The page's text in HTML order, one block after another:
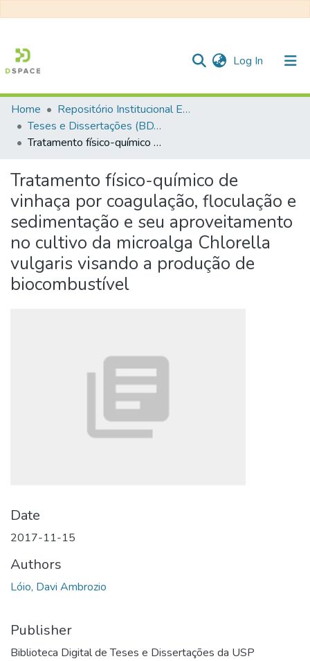
Log In (current)
Communities & Collections
All of DSpace
Statistics
Home
Repositório Institucional EESC
Teses e Dissertações (BDTD USP)
Tratamento físico-químico de vinhaça por coagulação, floculação e sedimentação e seu aproveitamento no cultivo da microalga Chlorella vulgaris visando a produção de biocombustível
Tratamento físico-químico de
vinhaça por coagulação, floculação e
sedimentação e seu aproveitamento
no cultivo da microalga Chlorella
vulgaris visando a produção de
biocombustível
Date
2017-11-15
Authors
Lóio, Davi Ambrozio
Publisher
Biblioteca Digital de Teses e Dissertações da USP